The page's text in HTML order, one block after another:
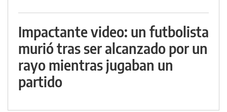
Impactante video: un futbolista
murió tras ser alcanzado por un
rayo mientras jugaban un
partido